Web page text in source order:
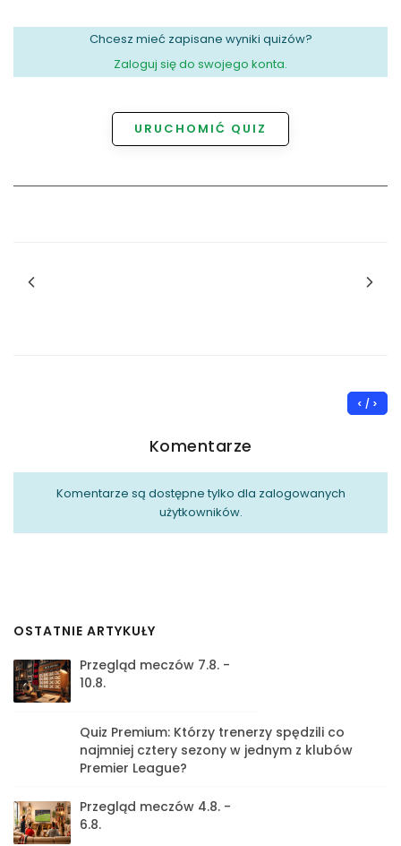
Chcesz mieć zapisane wyniki quizów?
Zaloguj się do swojego konta.
URUCHOMIĆ QUIZ
< / >
Komentarze
Komentarze są dostępne tylko dla zalogowanych
użytkowników.
OSTATNIE ARTYKUŁY
Przegląd meczów 7.8. -
10.8.
Quiz Premium: Którzy trenerzy spędzili co
najmniej cztery sezony w jednym z klubów
Premier League?
Przegląd meczów 4.8. -
6.8.